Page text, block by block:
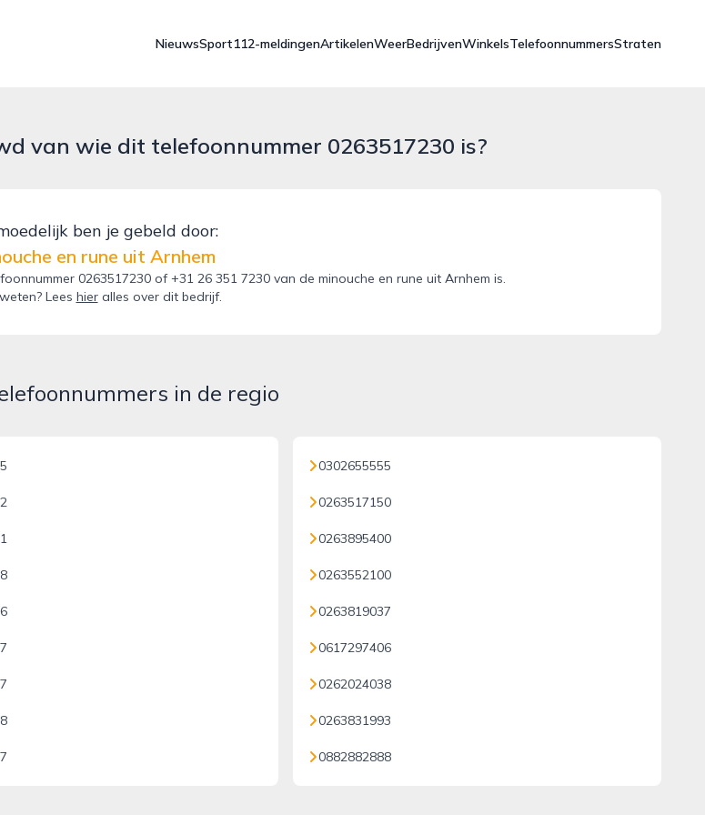
NieuwsSport112-meldingenArtikelenWeerBedrijvenWinkelsTelefoonnummersStraten
van wie dit telefoonnummer 0263517230 is?
ben je gebeld door:
en rune uit Arnhem
0263517230 of +31 26 351 7230 van de minouche en rune uit Arnhem is.
Lees hieralles over dit bedrijf.
in de regio
0302655555
0263517150
0263895400
0263552100
0263819037
0617297406
0262024038
0263831993
0882882888